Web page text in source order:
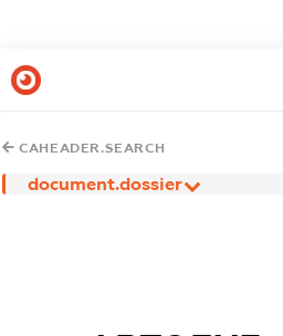
CAHEADER.SEARCH
document.dossier